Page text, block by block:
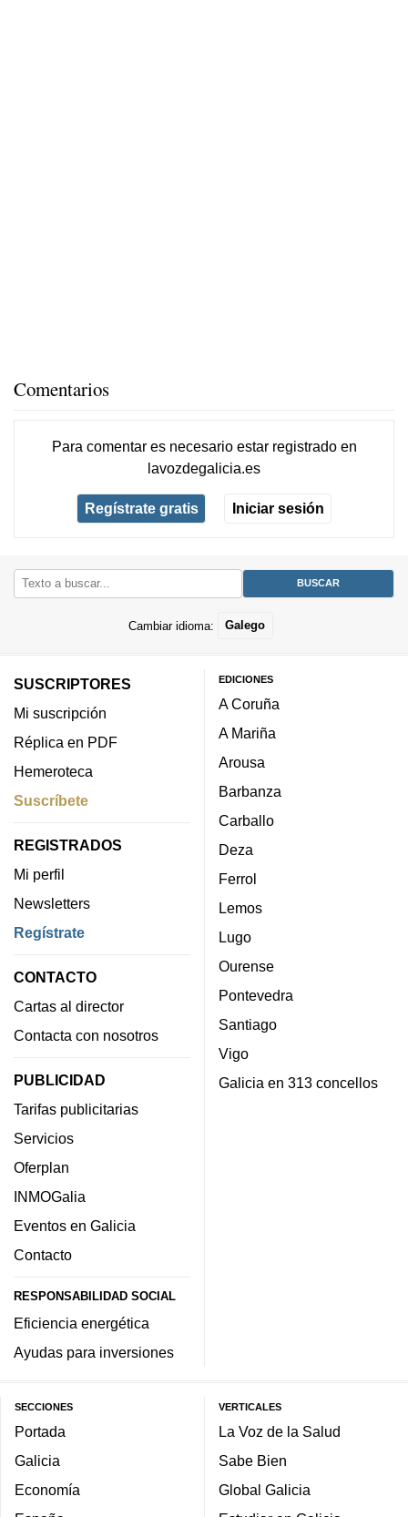
Comentarios
Para comentar es necesario estar registradoen
lavozdegalicia.es
Regístrate gratis Iniciar sesión
Cambiar idioma: Galego
SUSCRIPTORES
Mi suscripción
Réplica en PDF
Hemeroteca
Suscríbete
REGISTRADOS
Mi perfil
Newsletters
Regístrate
CONTACTO
Cartas al director
Contacta con nosotros
PUBLICIDAD
Tarifas publicitarias
Servicios
Oferplan
INMOGalia
Eventos en Galicia
Contacto
RESPONSABILIDAD SOCIAL
Eficiencia energética
Ayudas para inversiones
EDICIONES
A Coruña
A Mariña
Arousa
Barbanza
Carballo
Deza
Ferrol
Lemos
Lugo
Ourense
Pontevedra
Santiago
Vigo
Galicia en 313 concellos
SECCIONES
Portada
Galicia
Economía
VERTICALES
La Voz de la Salud
Sabe Bien
Global Galicia